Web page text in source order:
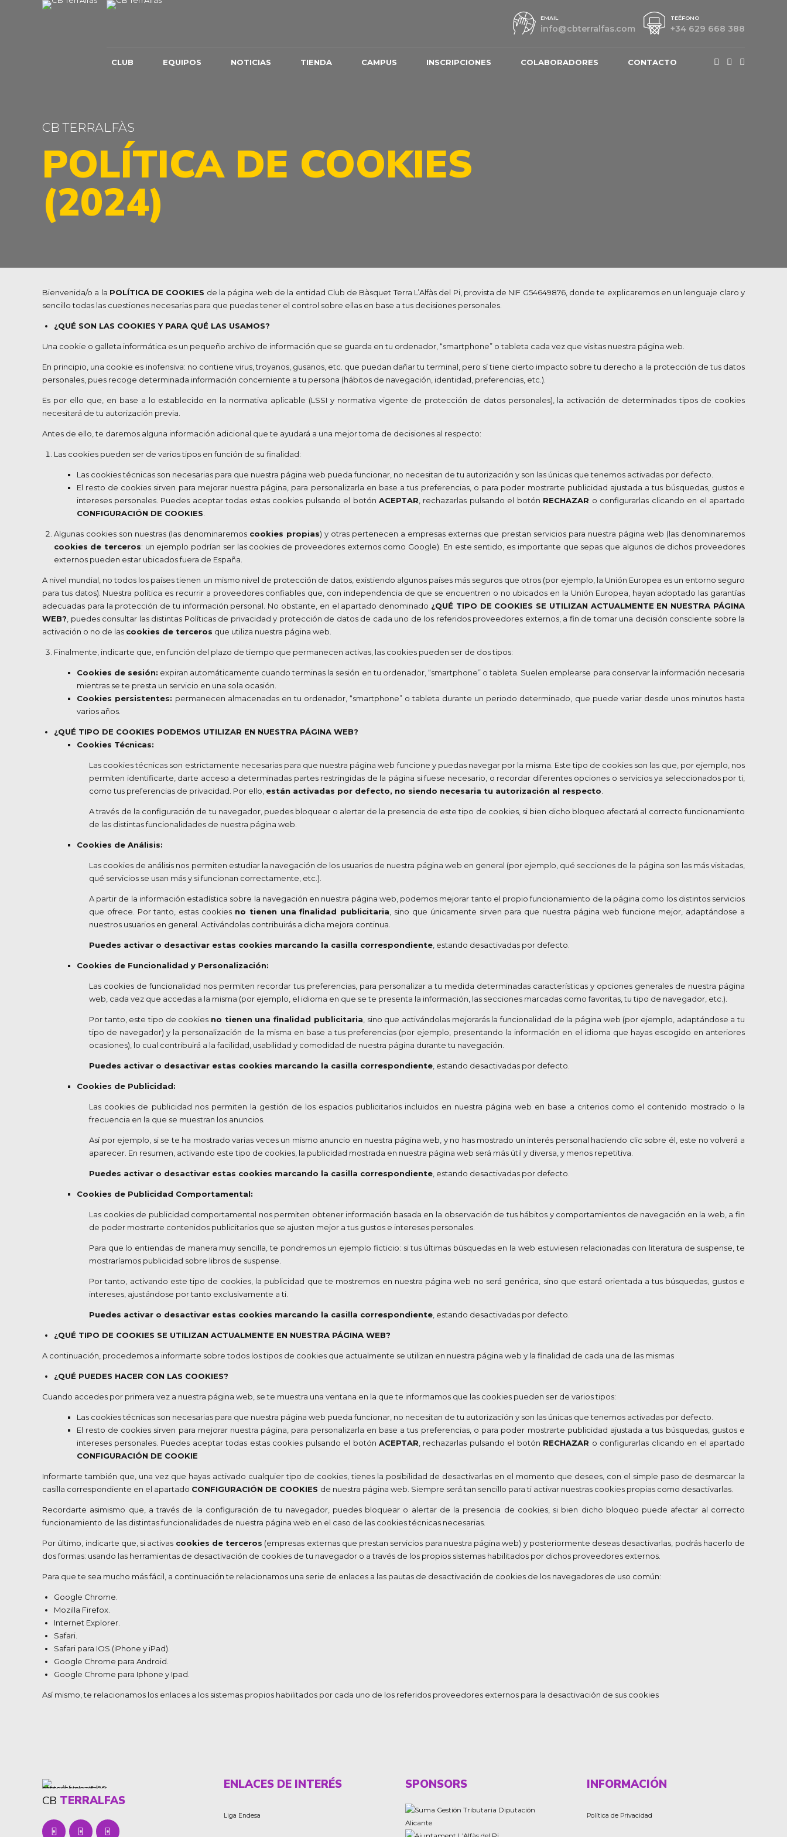
TEÉFONO
+34 629 668 388
EMAIL
info@cbterralfas.com
CLUB EQUIPOS NOTICIAS TIENDA CAMPUS INSCRIPCIONES COLABORADORES CONTACTO
CB TERRALFÀS
POLÍTICA DE COOKIES
(2024)
Bienvenida/o a la POLÍTICA DE COOKIES de la página web de la entidad Club de Bàsquet Terra L’Alfàs del Pi, provista de NIF G54649876, donde te explicaremos en un lenguaje claro y
sencillo todas las cuestiones necesarias para que puedas tener el control sobre ellas en base a tus decisiones personales.
¿QUÉ SON LAS COOKIES Y PARA QUÉ LAS USAMOS?
Una cookie o galleta informática es un pequeño archivo de información que se guarda en tu ordenador, “smartphone” o tableta cada vez que visitas nuestra página web.
En principio, una cookie es inofensiva: no contiene virus, troyanos, gusanos, etc. que puedan dañar tu terminal, pero sí tiene cierto impacto sobre tu derecho a la protección de tus datos
personales, pues recoge determinada información concerniente a tu persona (hábitos de navegación, identidad, preferencias, etc.).
Es por ello que, en base a lo establecido en la normativa aplicable (LSSI y normativa vigente de protección de datos personales), la activación de determinados tipos de cookies
necesitará de tu autorización previa.
Antes de ello, te daremos alguna información adicional que te ayudará a una mejor toma de decisiones al respecto:
Las cookies pueden ser de varios tipos en función de su finalidad:
Las cookies técnicas son necesarias para que nuestra página web pueda funcionar, no necesitan de tu autorización y son las únicas que tenemos activadas por defecto.
El resto de cookies sirven para mejorar nuestra página, para personalizarla en base a tus preferencias, o para poder mostrarte publicidad ajustada a tus búsquedas, gustos e
intereses personales. Puedes aceptar todas estas cookies pulsando el botónACEPTAR , rechazarlas pulsando el botón RECHAZAR o configurarlas clicando en el apartado
CONFIGURACIÓN DE COOKIES
Algunas cookies son nuestras (las denominaremos cookies propias) y otras pertenecen a empresas externas que prestan servicios para nuestra página web (las denominaremos
cookies de terceros: un ejemplo podrían ser las cookies de proveedores externos como Google). En este sentido, es importante que sepas que algunos de dichos proveedores
externos pueden estar ubicados fuera de España.
A nivel mundial, no todos los países tienen un mismo nivel de protección de datos, existiendo algunos países más seguros que otros (por ejemplo, la Unión Europea es un entorno seguro
para tus datos). Nuestra política es recurrir a proveedores confiables que, con independencia de que se encuentren o no ubicados en la Unión Europea, hayan adoptado las garantías
adecuadas para la protección de tu información personal. No obstante, en el apartado denominado ¿QUÉ TIPO DE COOKIES SE UTILIZAN ACTUALMENTE EN NUESTRA PÁGINA
WEB? , puedes consultar las distintas Políticas de privacidad y protección de datos de cada uno de los referidos proveedores externos, a fin de tomar una decisión consciente sobre la
activación o no de las cookies de terceros que utiliza nuestra página web.
Finalmente, indicarte que, en función del plazo de tiempo que permanecen activas, las cookies pueden ser de dos tipos:
Cookies de sesión: expiran automáticamente cuando terminas la sesión en tu ordenador, “smartphone” o tableta. Suelen emplearse para conservar la información necesaria
mientras se te presta un servicio en una sola ocasión.
Cookies persistentes: permanecen almacenadas en tu ordenador, “smartphone” o tableta durante un periodo determinado, que puede variar desde unos minutos hasta
varios años.
¿QUÉ TIPO DE COOKIES PODEMOS UTILIZAR EN NUESTRA PÁGINA WEB?
Cookies Técnicas:
Las cookies técnicas son estrictamente necesarias para que nuestra página web funcione y puedas navegar por la misma. Este tipo de cookies son las que, por ejemplo, nos
permiten identificarte, darte acceso a determinadas partes restringidas de la página si fuese necesario, o recordar diferentes opciones o servicios ya seleccionados por ti,
como tus preferencias de privacidad. Por ello, están activadas por defecto, no siendo necesaria tu autorización al respecto
A través de la configuración de tu navegador, puedes bloquear o alertar de la presencia de este tipo de cookies, si bien dicho bloqueo afectará al correcto funcionamiento
de las distintas funcionalidades de nuestra página web.
Cookies de Análisis:
Las cookies de análisis nos permiten estudiar la navegación de los usuarios de nuestra página web en general (por ejemplo, qué secciones de la página son las más visitadas,
qué servicios se usan más y si funcionan correctamente, etc.).
A partir de la información estadística sobre la navegación en nuestra página web, podemos mejorar tanto el propio funcionamiento de la página como los distintos servicios
que ofrece. Por tanto, estas cookies no tienen una finalidad publicitaria , sino que únicamente sirven para que nuestra página web funcione mejor, adaptándose a
nuestros usuarios en general. Activándolas contribuirás a dicha mejora continua.
Puedes activar o desactivar estas cookies marcando la casilla correspondiente , estando desactivadas por defecto.
Cookies de Funcionalidad y Personalización:
Las cookies de funcionalidad nos permiten recordar tus preferencias, para personalizar a tu medida determinadas características y opciones generales de nuestra página
web, cada vez que accedas a la misma (por ejemplo, el idioma en que se te presenta la información, las secciones marcadas como favoritas, tu tipo de navegador, etc.).
Por tanto, este tipo de cookies no tienen una finalidad publicitaria , sino que activándolas mejorarás la funcionalidad de la página web (por ejemplo, adaptándose a tu
tipo de navegador) y la personalización de la misma en base a tus preferencias (por ejemplo, presentando la información en el idioma que hayas escogido en anteriores
ocasiones), lo cual contribuirá a la facilidad, usabilidad y comodidad de nuestra página durante tu navegación.
Puedes activar o desactivar estas cookies marcando la casilla correspondiente , estando desactivadas por defecto.
Cookies de Publicidad:
Las cookies de publicidad nos permiten la gestión de los espacios publicitarios incluidos en nuestra página web en base a criterios como el contenido mostrado o la
frecuencia en la que se muestran los anuncios.
Así por ejemplo, si se te ha mostrado varias veces un mismo anuncio en nuestra página web, y no has mostrado un interés personal haciendo clic sobre él, este no volverá a
aparecer. En resumen, activando este tipo de cookies, la publicidad mostrada en nuestra página web será más útil y diversa, y menos repetitiva.
Puedes activar o desactivar estas cookies marcando la casilla correspondiente , estando desactivadas por defecto.
Cookies de Publicidad Comportamental:
Las cookies de publicidad comportamental nos permiten obtener información basada en la observación de tus hábitos y comportamientos de navegación en la web, a fin
de poder mostrarte contenidos publicitarios que se ajusten mejor a tus gustos e intereses personales.
Para que lo entiendas de manera muy sencilla, te pondremos un ejemplo ficticio: si tus últimas búsquedas en la web estuviesen relacionadas con literatura de suspense, te
mostraríamos publicidad sobre libros de suspense.
Por tanto, activando este tipo de cookies, la publicidad que te mostremos en nuestra página web no será genérica, sino que estará orientada a tus búsquedas, gustos e
intereses, ajustándose por tanto exclusivamente a ti.
Puedes activar o desactivar estas cookies marcando la casilla correspondiente , estando desactivadas por defecto.
¿QUÉ TIPO DE COOKIES SE UTILIZAN ACTUALMENTE EN NUESTRA PÁGINA WEB?
A continuación, procedemos a informarte sobre todos los tipos de cookies que actualmente se utilizan en nuestra página web y la finalidad de cada una de las mismas
¿QUÉ PUEDES HACER CON LAS COOKIES?
Cuando accedes por primera vez a nuestra página web, se te muestra una ventana en la que te informamos que las cookies pueden ser de varios tipos:
Las cookies técnicas son necesarias para que nuestra página web pueda funcionar, no necesitan de tu autorización y son las únicas que tenemos activadas por defecto.
El resto de cookies sirven para mejorar nuestra página, para personalizarla en base a tus preferencias, o para poder mostrarte publicidad ajustada a tus búsquedas, gustos e
intereses personales. Puedes aceptar todas estas cookies pulsando el botónACEPTAR , rechazarlas pulsando el botón RECHAZAR o configurarlas clicando en el apartado
CONFIGURACIÓN DE COOKIE
Informarte también que, una vez que hayas activado cualquier tipo de cookies, tienes la posibilidad de desactivarlas en el momento que desees, con el simple paso de desmarcar la
casilla correspondiente en el apartado CONFIGURACIÓN DE COOKIES de nuestra página web. Siempre será tan sencillo para ti activar nuestras cookies propias como desactivarlas.
Recordarte asimismo que, a través de la configuración de tu navegador, puedes bloquear o alertar de la presencia de cookies, si bien dicho bloqueo puede afectar al correcto
funcionamiento de las distintas funcionalidades de nuestra página web en el caso de las cookies técnicas necesarias.
Por último, indicarte que, si activas cookies de terceros (empresas externas que prestan servicios para nuestra página web) y posteriormente deseas desactivarlas, podrás hacerlo de
dos formas: usando las herramientas de desactivación de cookies de tu navegador o a través de los propios sistemas habilitados por dichos proveedores externos.
Para que te sea mucho más fácil, a continuación te relacionamos una serie de enlaces a las pautas de desactivación de cookies de los navegadores de uso común:
Google Chrome
Mozilla Firefox.
Internet Explorer.
Safari.
Safari para IOS (iPhone y iPad)
Google Chrome para Android
Google Chrome para Iphone y Ipad
Así mismo, te relacionamos los enlaces a los sistemas propios habilitados por cada uno de los referidos proveedores externos para la desactivación de sus cookies
CB TERRALFAS
ENLACES DE INTERÉS
Liga Endesa
SPONSORS INFORMACIÓN
Política de Privacidad